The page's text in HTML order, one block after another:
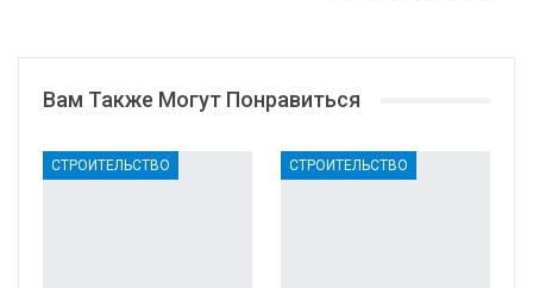
Вам Также Могут Понравиться
СТРОИТЕЛЬСТВО СТРОИТЕЛЬСТВО